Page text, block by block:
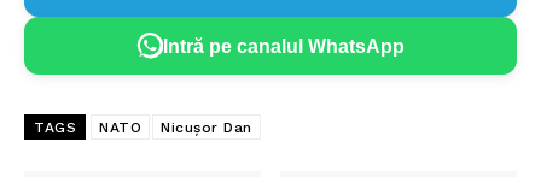
Intră pe canalul WhatsApp
TAGS NATO Nicușor Dan